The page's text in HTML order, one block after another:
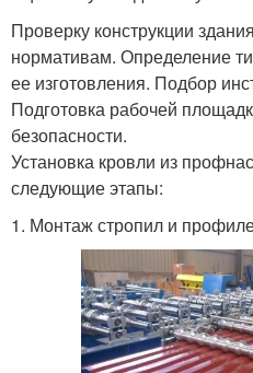
Проверку конструкции
нормативам. Определение
ее изготовления. Подбор
Подготовка рабочей
безопасности.
Установка кровли из
следующие этапы:
1. Монтаж стропил и